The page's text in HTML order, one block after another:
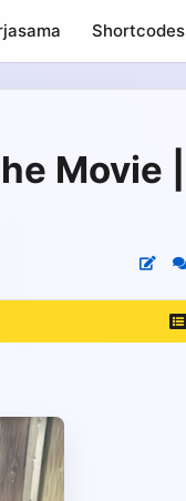
Shortcodes
Movie |